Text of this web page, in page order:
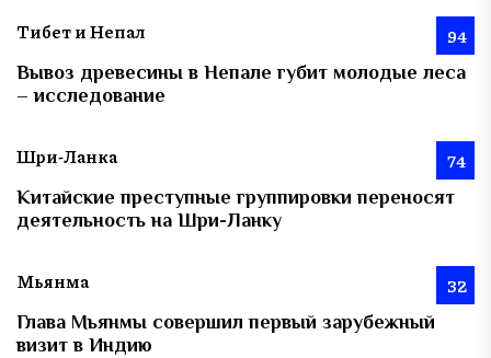
Тибет и Непал 94
Вывоз древесины в Непале губит молодые леса
– исследование
Шри-Ланка 74
Китайские преступные группировки переносят
деятельность на Шри-Ланку
Мьянма 32
Глава Мьянмы совершил первый зарубежный
визит в Индию